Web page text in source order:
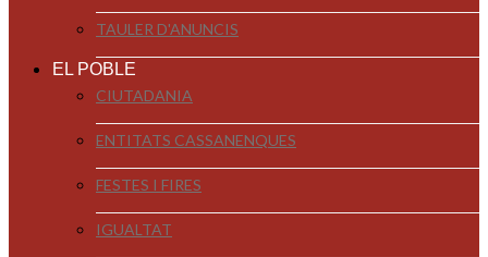
TAULER D'ANUNCIS
EL POBLE
CIUTADANIA
ENTITATS CASSANENQUES
FESTES I FIRES
IGUALTAT